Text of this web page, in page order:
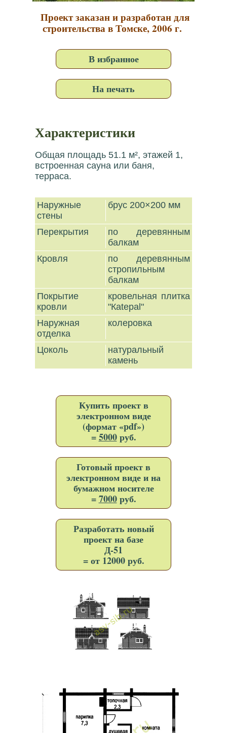
Проект заказан и разработан для
строительства в Томске, 2006 г.
В избранное
На печать
Характеристики
Общая площадь 51.1 м², этажей 1,
встроенная сауна или баня,
терраса.
Наружные
стены
брус 200×200 мм
Перекрытия
по деревянным
балкам
Кровля
по деревянным
стропильным
балкам
Покрытие
кровли
кровельная плитка
"Каtepal"
Наружная
отделка
колеровка
Цоколь
натуральный
камень
Купить проект в
электронном виде
(формат «pdf»)
=5000руб.
Готовый проект в
электронном виде и на
бумажном носителе
=7000руб.
Разработать новый
проект на базе
Д-51
= от 12000 руб.